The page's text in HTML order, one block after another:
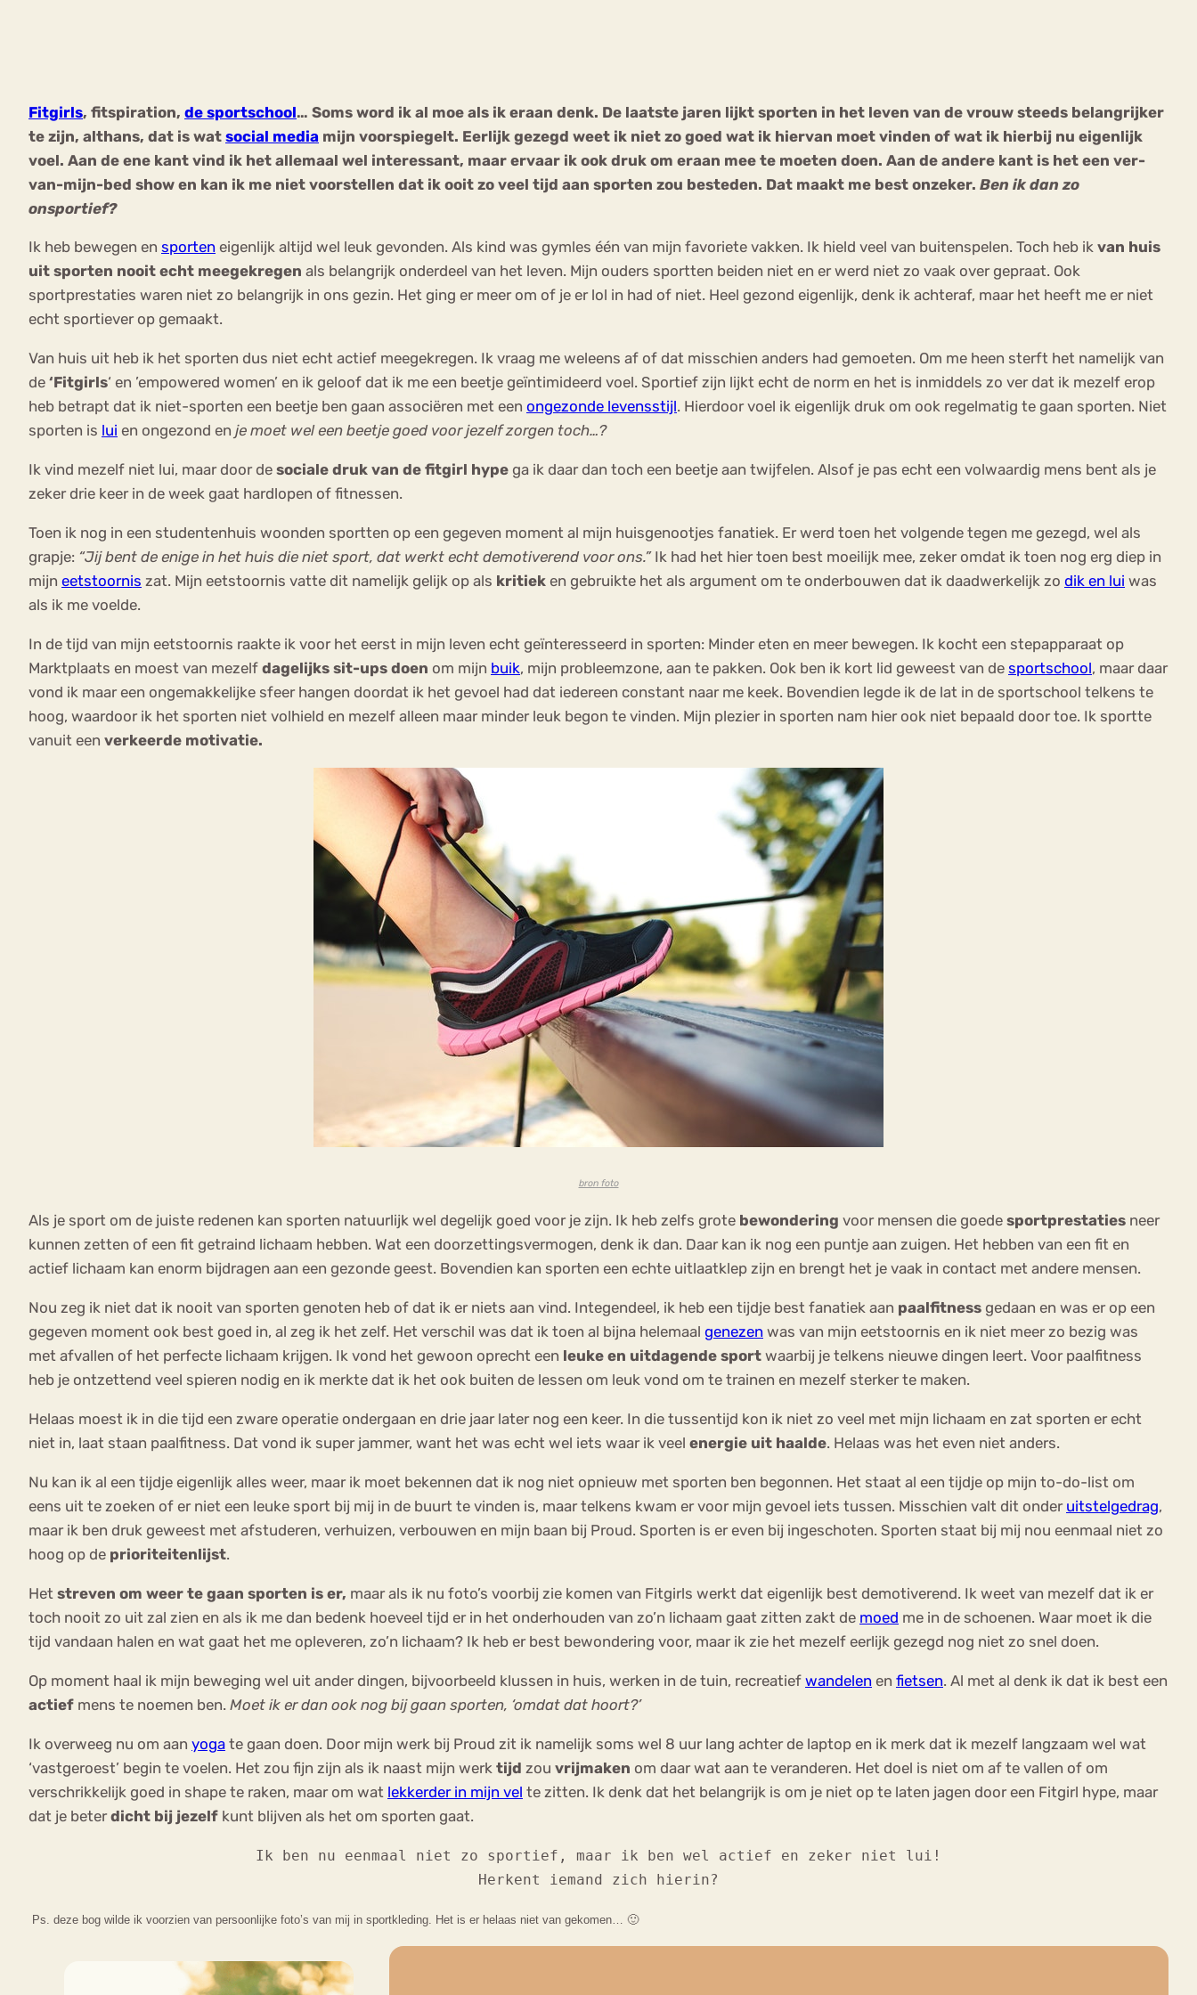
Fitgirls, fitspiration, de sportschool… Soms word ik al moe als ik eraan denk. De laatste jaren lijkt sporten in het leven van de vrouw steeds belangrijker
te zijn, althans, dat is wat social media mijn voorspiegelt. Eerlijk gezegd weet ik niet zo goed wat ik hiervan moet vinden of wat ik hierbij nu eigenlijk
voel. Aan de ene kant vind ik het allemaal wel interessant, maar ervaar ik ook druk om eraan mee te moeten doen. Aan de andere kant is het een ver-
van-mijn-bed show en kan ik me niet voorstellen dat ik ooit zo veel tijd aan sporten zou besteden. Dat maakt me best onzeker. Ben ik dan zo
onsportief?
Ik heb bewegen en sporten eigenlijk altijd wel leuk gevonden. Als kind was gymles één van mijn favoriete vakken. Ik hield veel van buitenspelen. Toch heb ik van huis
uit sporten nooit echt meegekregen als belangrijk onderdeel van het leven. Mijn ouders sportten beiden niet en er werd niet zo vaak over gepraat. Ook
sportprestaties waren niet zo belangrijk in ons gezin. Het ging er meer om of je er lol in had of niet. Heel gezond eigenlijk, denk ik achteraf, maar het heeft me er niet
echt sportiever op gemaakt.
Van huis uit heb ik het sporten dus niet echt actief meegekregen. Ik vraag me weleens af of dat misschien anders had gemoeten. Om me heen sterft het namelijk van
de ‘Fitgirls‘ en ’empowered women’ en ik geloof dat ik me een beetje geïntimideerd voel. Sportief zijn lijkt echt de norm en het is inmiddels zo ver dat ik mezelf erop
heb betrapt dat ik niet-sporten een beetje ben gaan associëren met een ongezonde levensstijl. Hierdoor voel ik eigenlijk druk om ook regelmatig te gaan sporten. Niet
sporten is lui en ongezond en je moet wel een beetje goed voor jezelf zorgen toch…?
Ik vind mezelf niet lui, maar door de sociale druk van de fitgirl hype ga ik daar dan toch een beetje aan twijfelen. Alsof je pas echt een volwaardig mens bent als je
zeker drie keer in de week gaat hardlopen of fitnessen.
Toen ik nog in een studentenhuis woonden sportten op een gegeven moment al mijn huisgenootjes fanatiek. Er werd toen het volgende tegen me gezegd, wel als
grapje: “Jij bent de enige in het huis die niet sport, dat werkt echt demotiverend voor ons.”Ik had het hier toen best moeilijk mee, zeker omdat ik toen nog erg diep in
mijn eetstoornis zat. Mijn eetstoornis vatte dit namelijk gelijk op als kritiek en gebruikte het als argument om te onderbouwen dat ik daadwerkelijk zo dik en lui was
als ik me voelde.
In de tijd van mijn eetstoornis raakte ik voor het eerst in mijn leven echt geïnteresseerd in sporten: Minder eten en meer bewegen. Ik kocht een stepapparaat op
Marktplaats en moest van mezelf dagelijks sit-ups doen om mijn buik, mijn probleemzone, aan te pakken. Ook ben ik kort lid geweest van de sportschool, maar daar
vond ik maar een ongemakkelijke sfeer hangen doordat ik het gevoel had dat iedereen constant naar me keek. Bovendien legde ik de lat in de sportschool telkens te
hoog, waardoor ik het sporten niet volhield en mezelf alleen maar minder leuk begon te vinden. Mijn plezier in sporten nam hier ook niet bepaald door toe. Ik sportte
vanuit een verkeerde motivatie.
bron foto
Als je sport om de juiste redenen kan sporten natuurlijk wel degelijk goed voor je zijn. Ik heb zelfs grote bewondering voor mensen die goede sportprestaties neer
kunnen zetten of een fit getraind lichaam hebben. Wat een doorzettingsvermogen, denk ik dan. Daar kan ik nog een puntje aan zuigen. Het hebben van een fit en
actief lichaam kan enorm bijdragen aan een gezonde geest. Bovendien kan sporten een echte uitlaatklep zijn en brengt het je vaak in contact met andere mensen.
Nou zeg ik niet dat ik nooit van sporten genoten heb of dat ik er niets aan vind. Integendeel, ik heb een tijdje best fanatiek aan paalfitness gedaan en was er op een
gegeven moment ook best goed in, al zeg ik het zelf. Het verschil was dat ik toen al bijna helemaal genezen was van mijn eetstoornis en ik niet meer zo bezig was
met afvallen of het perfecte lichaam krijgen. Ik vond het gewoon oprecht een leuke en uitdagende sport waarbij je telkens nieuwe dingen leert. Voor paalfitness
heb je ontzettend veel spieren nodig en ik merkte dat ik het ook buiten de lessen om leuk vond om te trainen en mezelf sterker te maken.
Helaas moest ik in die tijd een zware operatie ondergaan en drie jaar later nog een keer. In die tussentijd kon ik niet zo veel met mijn lichaam en zat sporten er echt
niet in, laat staan paalfitness. Dat vond ik super jammer, want het was echt wel iets waar ik veel energie uit haalde. Helaas was het even niet anders.
Nu kan ik al een tijdje eigenlijk alles weer, maar ik moet bekennen dat ik nog niet opnieuw met sporten ben begonnen. Het staat al een tijdje op mijn to-do-list om
eens uit te zoeken of er niet een leuke sport bij mij in de buurt te vinden is, maar telkens kwam er voor mijn gevoel iets tussen. Misschien valt dit onder uitstelgedrag,
maar ik ben druk geweest met afstuderen, verhuizen, verbouwen en mijn baan bij Proud. Sporten is er even bij ingeschoten. Sporten staat bij mij nou eenmaal niet zo
hoog op de prioriteitenlijst.
Het streven om weer te gaan sporten is er, maar als ik nu foto’s voorbij zie komen van Fitgirls werkt dat eigenlijk best demotiverend. Ik weet van mezelf dat ik er
toch nooit zo uit zal zien en als ik me dan bedenk hoeveel tijd er in het onderhouden van zo’n lichaam gaat zitten zakt de moed me in de schoenen. Waar moet ik die
tijd vandaan halen en wat gaat het me opleveren, zo’n lichaam? Ik heb er best bewondering voor, maar ik zie het mezelf eerlijk gezegd nog niet zo snel doen.
Op moment haal ik mijn beweging wel uit ander dingen, bijvoorbeeld klussen in huis, werken in de tuin, recreatief wandelen en fietsen. Al met al denk ik dat ik best een
actief mens te noemen ben. Moet ik er dan ook nog bij gaan sporten, ‘omdat dat hoort?’
Ik overweeg nu om aan yoga te gaan doen. Door mijn werk bij Proud zit ik namelijk soms wel 8 uur lang achter de laptop en ik merk dat ik mezelf langzaam wel wat
‘vastgeroest’ begin te voelen. Het zou fijn zijn als ik naast mijn werk tijd zou vrijmaken om daar wat aan te veranderen. Het doel is niet om af te vallen of om
verschrikkelijk goed in shape te raken, maar om wat lekkerder in mijn vel te zitten. Ik denk dat het belangrijk is om je niet op te laten jagen door een Fitgirl hype, maar
dat je beterdicht bij jezelf kunt blijven als het om sporten gaat.
Ik ben nu eenmaal niet zo sportief, maar ik ben wel actief en zeker niet lui!
Herkent iemand zich hierin?
Ps. deze bog wilde ik voorzien van persoonlijke foto’s van mij in sportkleding. Het is er helaas niet van gekomen… 🙂
Boulimia Nervosa Eetstoornis Anorexia Nervosa Eetbuien Piekeren Sport
Trauma
Orthorexia
Afvallen Angst